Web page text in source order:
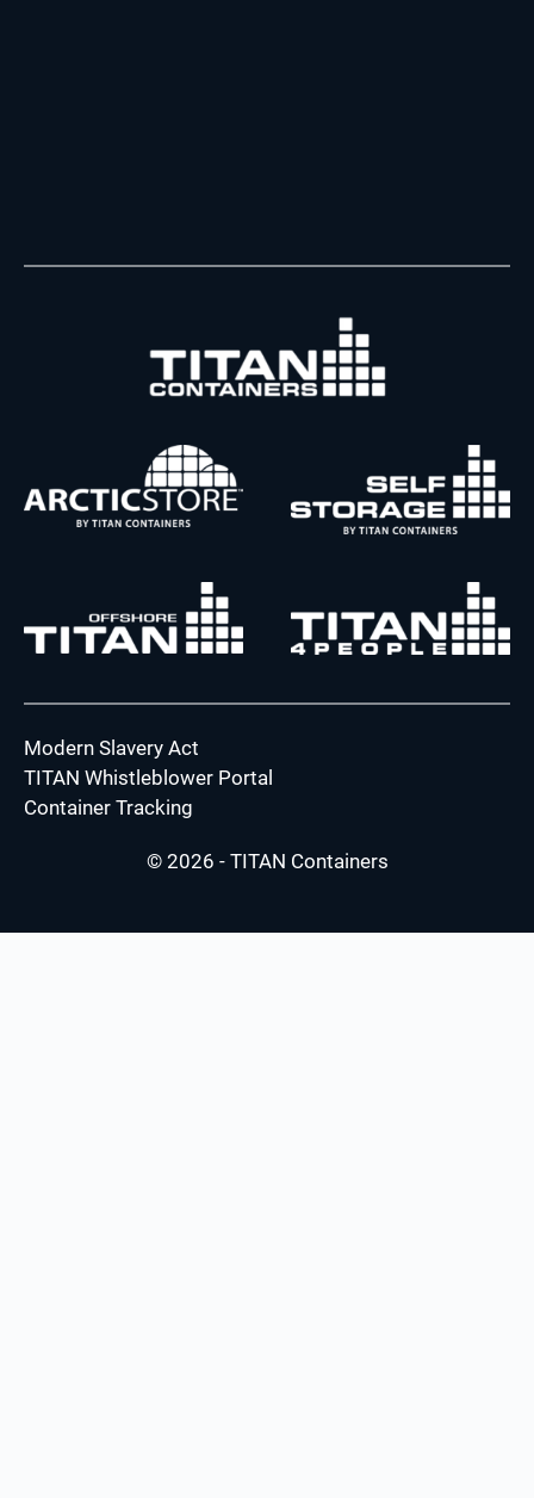
Modern Slavery Act
TITAN Whistleblower Portal
Container Tracking
© 2026 - TITAN Containers